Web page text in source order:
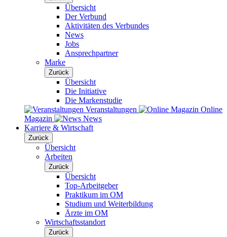
Übersicht
Der Verbund
Aktivitäten des Verbundes
News
Jobs
Ansprechpartner
Marke
Zurück
Übersicht
Die Initiative
Die Markenstudie
Veranstaltungen
Online
Magazin
News
Karriere & Wirtschaft
Zurück
Übersicht
Arbeiten
Zurück
Übersicht
Top-Arbeitgeber
Praktikum im OM
Studium und Weiterbildung
Ärzte im OM
Wirtschaftsstandort
Zurück